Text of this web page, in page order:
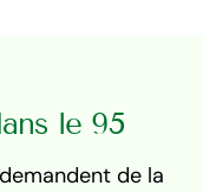
le 95
de la